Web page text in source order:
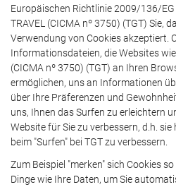
Europäischen Richtlinie 2009/136/EG
TRAVEL (CICMA nº 3750) (TGT) Sie,
Verwendung von Cookies akzeptiert.
Informationsdateien, die Websites wie
(CICMA nº 3750) (TGT) an Ihren
ermöglichen, uns an Informationen
über Ihre Präferenzen und
uns, Ihnen das Surfen zu erleichtern
Website für Sie zu verbessern, d.h.
beim "Surfen" bei TGT zu verbessern.
Zum Beispiel "merken" sich Cookies
Dinge wie Ihre Daten, um Sie